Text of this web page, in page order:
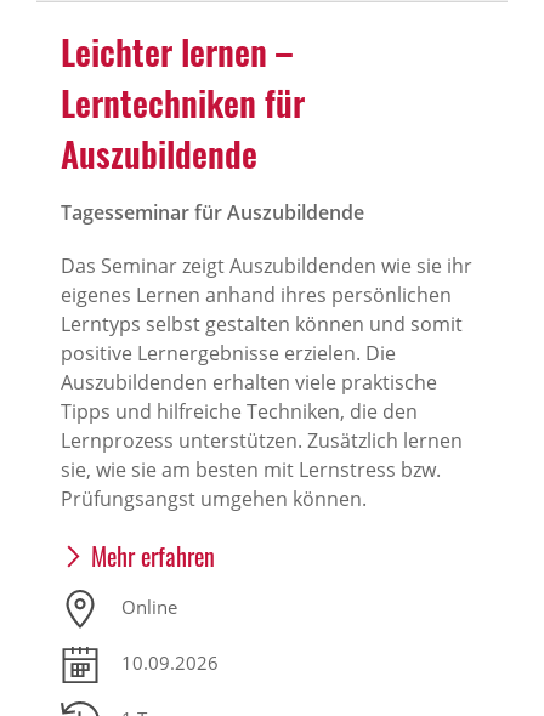
Leichter lernen –
Lerntechniken für
Auszubildende
Tagesseminar für Auszubildende
Das Seminar zeigt Auszubildenden wie sie ihr
eigenes Lernen anhand ihres persönlichen
Lerntyps selbst gestalten können und somit
positive Lernergebnisse erzielen. Die
Auszubildenden erhalten viele praktische
Tipps und hilfreiche Techniken, die den
Lernprozess unterstützen. Zusätzlich lernen
sie, wie sie am besten mit Lernstress bzw.
Prüfungsangst umgehen können.
Mehr erfahren
Online
10.09.2026